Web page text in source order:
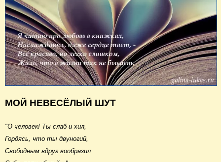
МОЙ НЕВЕСЁЛЫЙ ШУТ
"О человек! Ты слаб и хил,
Гордясь, что ты двуногий,
Свободным вдруг вообразил